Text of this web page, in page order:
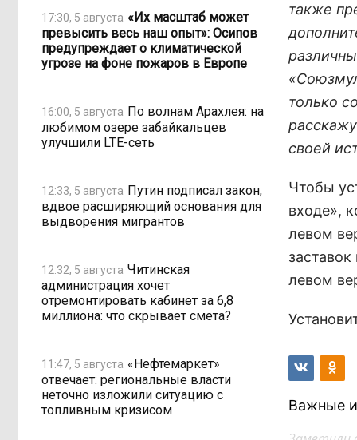
17:30, 5 августа «Их масштаб может
превысить весь наш опыт»: Осипов
предупреждает о климатической
угрозе на фоне пожаров в Европе
16:00, 5 августа По волнам Арахлея: на
любимом озере забайкальцев
улучшили LTE-сеть
12:33, 5 августа Путин подписал закон,
вдвое расширяющий основания для
выдворения мигрантов
12:32, 5 августа Читинская
администрация хочет
отремонтировать кабинет за 6,8
миллиона: что скрывает смета?
11:47, 5 августа «Нефтемаркет»
отвечает: региональные власти
неточно изложили ситуацию с
топливным кризисом
также
только
своей
Чтобы
входе»,
левом
левом
Важные